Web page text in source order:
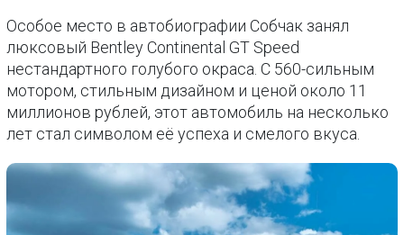
Особое место в автобиографии Собчак занял
люксовый Bentley Continental GT Speed
нестандартного голубого окраса. С 560-сильным
мотором, стильным дизайном и ценой около 11
миллионов рублей, этот автомобиль на несколько
лет стал символом её успеха и смелого вкуса.